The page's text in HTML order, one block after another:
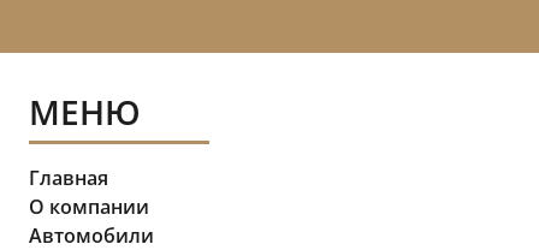
МЕНЮ
Главная
О компании
Автомобили